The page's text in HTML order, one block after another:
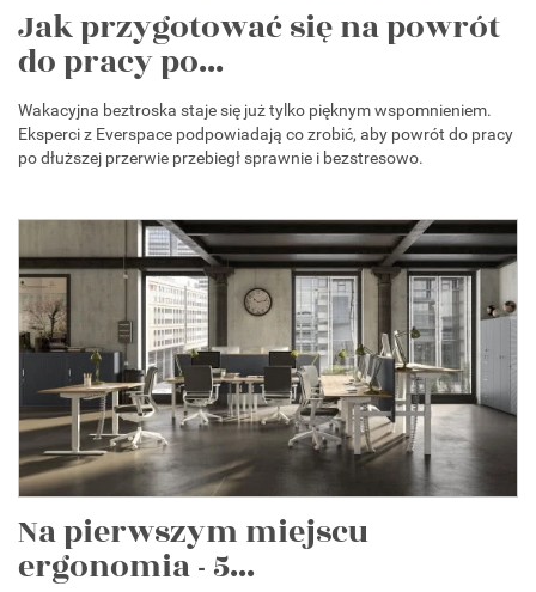
Jak przygotować się na powrót
do pracy po...
Wakacyjna beztroska staje się już tylko pięknym wspomnieniem.
Eksperci z Everspace podpowiadają co zrobić, aby powrót do pracy
po dłuższej przerwie przebiegł sprawnie i bezstresowo.
Na pierwszym miejscu
ergonomia - 5...